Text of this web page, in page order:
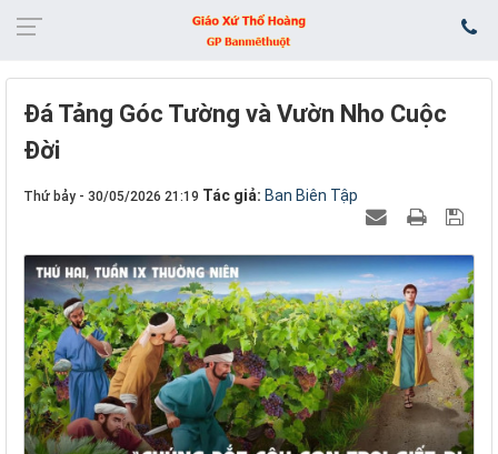
Đá Tảng Góc Tường và Vườn Nho Cuộc
Đời
Thứ bảy - 30/05/2026 21:19 Tác giả: Ban Biên Tập